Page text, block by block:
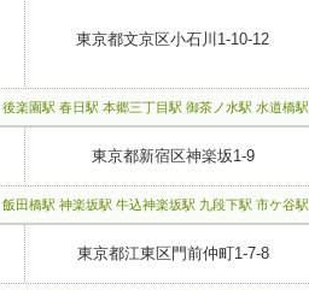
東京都文京区小石川1-10-12
楽園駅 春日駅 本郷三丁目駅 御茶ノ水駅 水道橋駅
東京都新宿区神楽坂1-9
田橋駅 神楽坂駅 牛込神楽坂駅 九段下駅 市ケ谷駅
東京都江東区門前仲町1-7-8